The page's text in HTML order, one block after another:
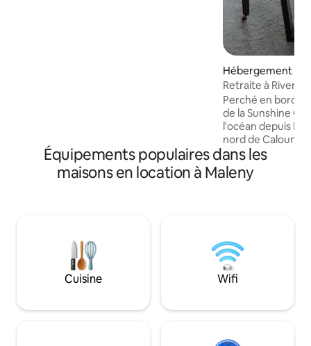
donné 5 ÉTOILES à leur séjour. Séjournez
et faites-en l'expérience par vous-
Hébergement ⋅
Retraite à
Perché en
de la Sunshine
l'océan depuis
nord de
de collines
de pâturages
des bœufs wagyu
fraîches à cette
comprend 2
bois de
frais pour
hygiénique
Équipements populaires dans les
maisons en location à Maleny
Cuisine Wifi